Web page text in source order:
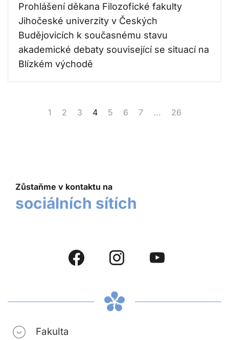
Prohlášení děkana Filozofické fakulty
Jihočeské univerzity v Českých
Budějovicích k současnému stavu
akademické debaty související se situací na
Blízkém východě
1 2 3 4 5 6 7 ... 26
Zůstaňme v kontaktu na
sociálních sítích
Fakulta